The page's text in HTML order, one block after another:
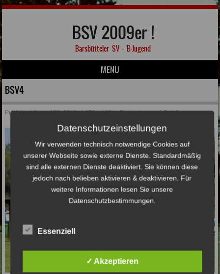
BSV 2009er !
Barsbütteler SV – B-Jugend
MENU
Skip to content
BSV4
PublishedAugust 29, 2019at670 × 463inDerbysieg am 1.Spieltag
Datenschutzeinstellungen
Wir verwenden technisch notwendige Cookies auf
unserer Webseite sowie externe Dienste. Standardmäßig
sind alle externen Dienste deaktiviert. Sie können diese
jedoch nach belieben aktivieren & deaktivieren. Für
weitere Informationen lesen Sie unsere
Datenschutzbestimmungen.
Essenziell
✓ Akzeptieren